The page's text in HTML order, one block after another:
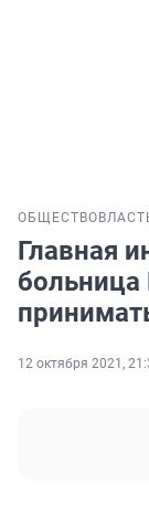
ОБЩЕСТВО
Главная
больница
12 октября 2021,